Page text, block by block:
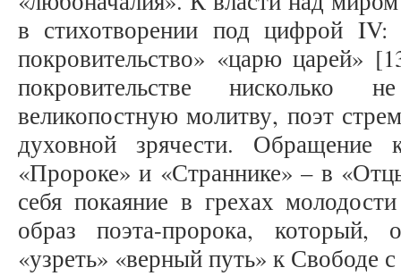
в стихотворении под цифрой IV:
покровительство» «царю царей»
покровительстве нисколько
великопостную молитву, поэт
духовной зрячести.
«Пророке» и «Страннике» – в
себя покаяние в грехах
образ поэта-пророка, который,
«узреть» «верный путь» к Свободе